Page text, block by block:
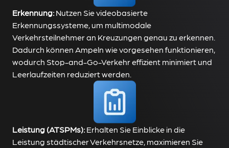
Erkennung:Nutzen Sie videobasierte
Erkennungssysteme, um multimodale
Verkehrsteilnehmer an Kreuzungen genau zu erkennen.
Dadurch können Ampeln wie vorgesehen funktionieren,
wodurch Stop-and-Go-Verkehr effizient minimiert und
Leerlaufzeiten reduziert werden.
Leistung (ATSPMs):Erhalten Sie Einblicke in die
Leistung städtischer Verkehrsnetze, maximieren Sie